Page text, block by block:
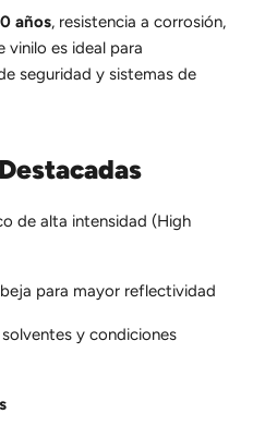
años, resistencia a corrosión,
vinilo es ideal para
seguridad y sistemas de
de alta intensidad (High
para mayor reflectividad
y condiciones